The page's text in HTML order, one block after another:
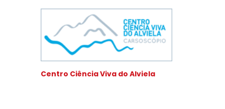
Centro Ciência Viva do Alviela